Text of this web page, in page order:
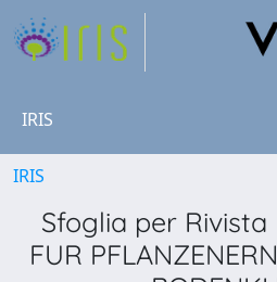
IRIS
IRIS
Sfoglia per Rivista
FUR